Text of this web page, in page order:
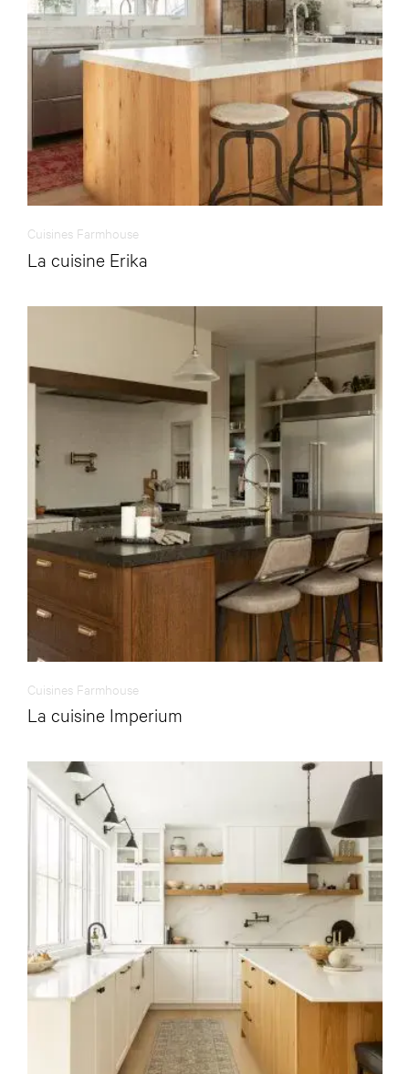
Cuisines Farmhouse
La cuisine Erika
Cuisines Farmhouse
La cuisine Imperium